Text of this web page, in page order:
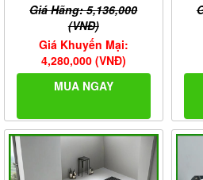
Giá Hãng: 5,136,000
(VNĐ)
Giá Khuyến Mại:
4,280,000 (VNĐ)
MUA NGAY